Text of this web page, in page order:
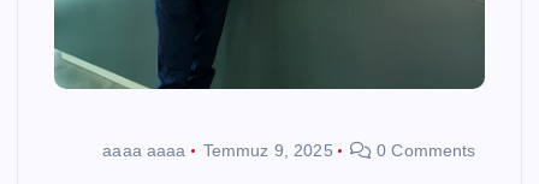
aaaa aaaa Temmuz 9, 2025 0 Comments